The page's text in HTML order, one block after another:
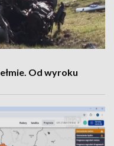
Od wyroku